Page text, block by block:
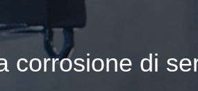
corrosione di